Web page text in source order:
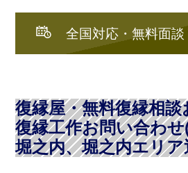
全国対応・無料面
復縁屋・無料復縁相
復縁工作お問い合わ
堀之内、堀之内エリア